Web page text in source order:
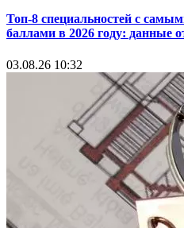
Топ-8 специальностей с
баллами в 2026 году: данные
03.08.26 10:32